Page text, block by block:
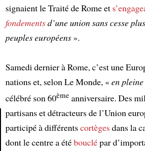
signaient le Traité de Rome et
fondementsd’une union sans cesse
peuples européens».
Samedi dernier à Rome, c’est une
nations et, selon Le Monde, «en
célébré son 60èmeanniversaire. Des
partisans et détracteurs de l’Union
participé à différentscortègesdans la
dont le centre a étébouclépar